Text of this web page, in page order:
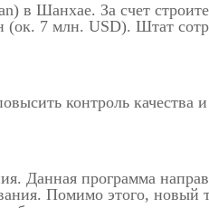
в Шанхае. За счет
7 млн. USD). Штат
контроль качества
Данная программа
Помимо этого, новый